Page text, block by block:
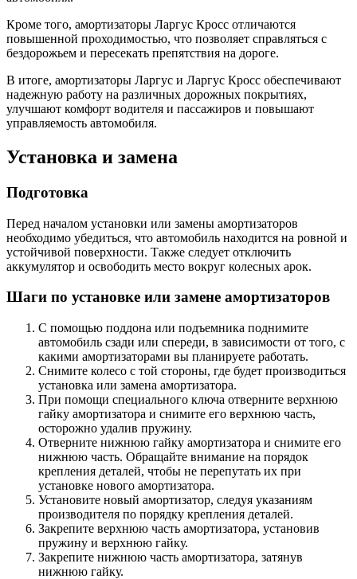
Кроме того, амортизаторы Ларгус Кросс отличаются
повышенной проходимостью, что позволяет справляться с
бездорожьем и пересекать препятствия на дороге.
В итоге, амортизаторы Ларгус и Ларгус Кросс обеспечивают
надежную работу на различных дорожных покрытиях,
улучшают комфорт водителя и пассажиров и повышают
управляемость автомобиля.
Установка и замена
Подготовка
Перед началом установки или замены амортизаторов
необходимо убедиться, что автомобиль находится на ровной и
устойчивой поверхности. Также следует отключить
аккумулятор и освободить место вокруг колесных арок.
Шаги по установке или замене амортизаторов
С помощью поддона или подъемника поднимите
автомобиль сзади или спереди, в зависимости от того, с
какими амортизаторами вы планируете работать.
Снимите колесо с той стороны, где будет производиться
установка или замена амортизатора.
При помощи специального ключа отверните верхнюю
гайку амортизатора и снимите его верхнюю часть,
осторожно удалив пружину.
Отверните нижнюю гайку амортизатора и снимите его
нижнюю часть. Обращайте внимание на порядок
крепления деталей, чтобы не перепутать их при
установке нового амортизатора.
Установите новый амортизатор, следуя указаниям
производителя по порядку крепления деталей.
Закрепите верхнюю часть амортизатора, установив
пружину и верхнюю гайку.
Закрепите нижнюю часть амортизатора, затянув
нижнюю гайку.